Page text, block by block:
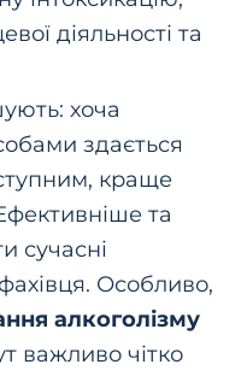
діяльності та
хоча
здається
краще
та
сучасні
Особливо,
алкоголізму
важливо чітко